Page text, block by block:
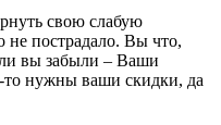
свою слабую
пострадало. Вы что,
вы забыли – Ваши
нужны ваши скидки, да